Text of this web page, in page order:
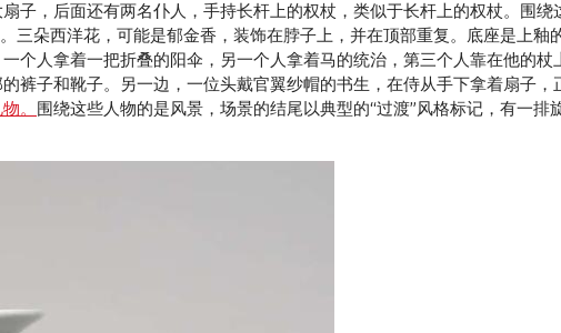
子，后面还有两名仆人，手持长杆上的权杖，类似于长杆上的权杖。围绕
三朵西洋花，可能是郁金香，装饰在脖子上，并在顶部重复。底座是上釉
个人拿着一把折叠的阳伞，另一个人拿着马的统治，第三个人靠在他的杖
裤子和靴子。另一边，一位头戴官翼纱帽的书生，在侍从手下拿着扇子，
。 围绕这些人物的是风景，场景的结尾以典型的“过渡”风格标记，有一排